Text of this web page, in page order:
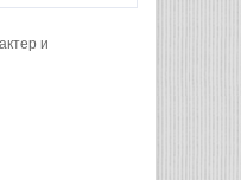
и